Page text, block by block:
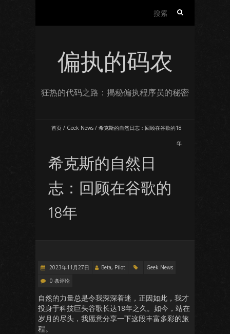
偏执的码农
狂热的代码之路：揭秘偏执程序员的秘密
首页 / Geek News / 希克斯的自然日志：回顾在谷歌的18
年
希克斯的自然日
志：回顾在谷歌的
18年
2023年11月27日 Beta, Pilot
Geek News
0 条评论
自然的力量总是令我深深着迷，正因如此，我才
投身于科技巨头谷歌长达18年之久。如今，站在
岁月的尽头，我愿意分享一下这段丰富多彩的旅
程。